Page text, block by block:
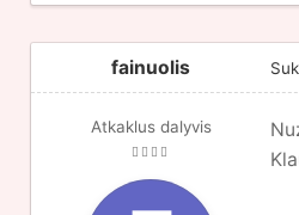
fainuolis
Atkaklus dalyvis